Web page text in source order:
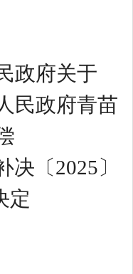
政府关于
民政府青苗
决〔2025〕
定